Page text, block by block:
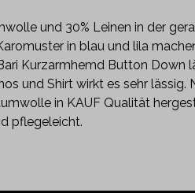
und 30% Leinen in der
in blau und lila
Kurzarmhemd Button Down
und Shirt wirkt es sehr lässig.
in KAUF Qualität
pflegeleicht.